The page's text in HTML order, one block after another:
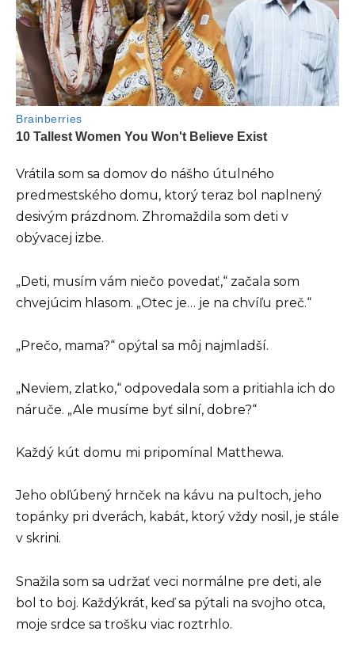
Vrátila som sa domov do nášho útulného
predmestského domu, ktorý teraz bol naplnený
desivým prázdnom. Zhromaždila som deti v
obývacej izbe.
„Deti, musím vám niečo povedať,“ začala som
chvejúcim hlasom. „Otec je… je na chvíľu preč.“
„Prečo, mama?“ opýtal sa môj najmladší.
„Neviem, zlatko,“ odpovedala som a pritiahla ich do
náruče. „Ale musíme byť silní, dobre?“
Každý kút domu mi pripomínal Matthewa.
Jeho obľúbený hrnček na kávu na pultoch, jeho
topánky pri dverách, kabát, ktorý vždy nosil, je stále
v skrini.
Snažila som sa udržať veci normálne pre deti, ale
bol to boj. Každýkrát, keď sa pýtali na svojho otca,
moje srdce sa trošku viac roztrhlo.